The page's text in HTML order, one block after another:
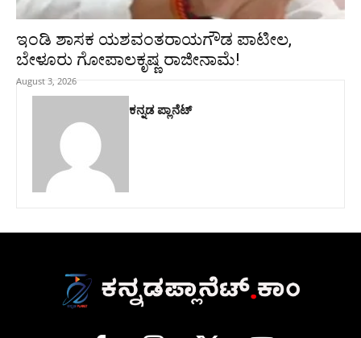
ಇಂಡಿ ಶಾಸಕ ಯಶವಂತರಾಯಗೌಡ ಪಾಟೀಲ,
ಬೇಳೂರು ಗೋಪಾಲಕೃಷ್ಣ ರಾಜೀನಾಮೆ!
August 3, 2026
ಕನ್ನಡ ಪ್ಲಾನೆಟ್